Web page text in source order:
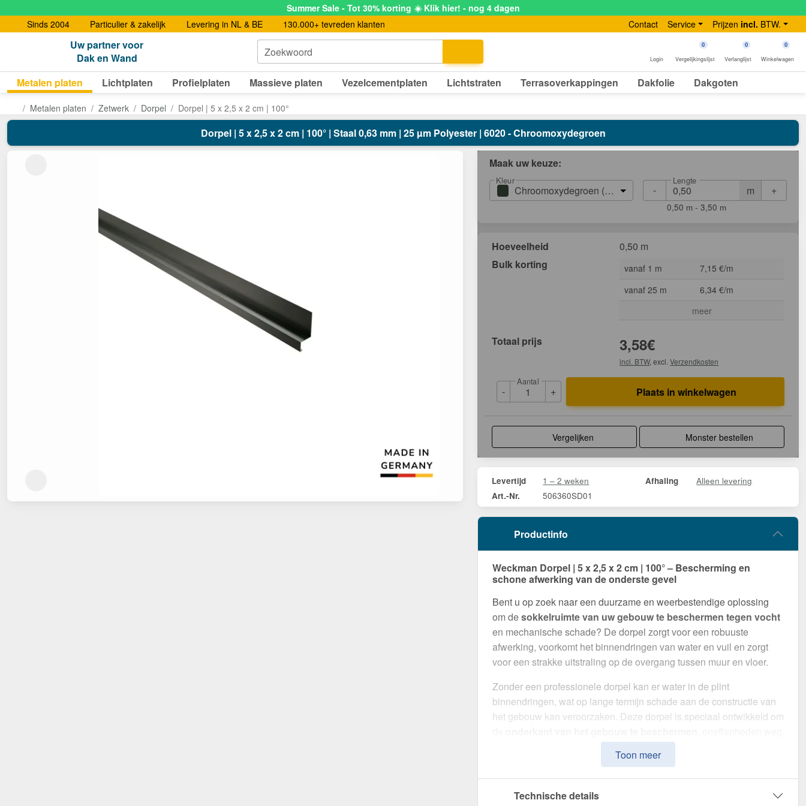
Summer Sale - Tot 30% korting ☀️ Klik hier! - nog 4 dagen
Sinds 2004
Particulier & zakelijk Levering in NL & BE 130.000+ tevreden klanten Contact Service Prijzen incl. BTW.
Uw partner voor
Dak en Wand
Zoekwoord
Login
0
Vergelijkingslijst
0
Verlanglijst
0
Winkelwagen
Metalen platen Lichtplaten Profielplaten Massieve platen Vezelcementplaten Lichtstraten Terrasoverkappingen Dakfolie Dakgoten
Metalen platen Zetwerk Dorpel Dorpel | 5 x 2,5 x 2 cm | 100°
Dorpel | 5 x 2,5 x 2 cm | 100° | Staal 0,63 mm | 25 µm Polyester | 6020 - Chroomoxydegroen
Maak uw keuze:
Kleur
Chroomoxydegroen (RAL 6020) - m
Lengte
+
0,50 m - 3,50 m
Hoeveelheid
0,50 m
Bulk korting
vanaf 1 m
7,15 €/m
vanaf 25 m
6,34 €/m
meer
Totaal prijs 3,58€
incl. BTW, excl.Verzendkosten
-
Aantal
+ Plaats in winkelwagen
Vergelijken Monster bestellen
Levertijd 1 – 2 weken Afhaling Alleen levering
Art.-Nr. 506360SD01
Productinfo
Weckman Dorpel | 5 x 2,5 x 2 cm | 100° – Bescherming en
schone afwerking van de onderste gevel
Bent u op zoek naar een duurzame en weerbestendige oplossing
om desokkelruimte van uw gebouw te beschermen tegen vocht
en mechanische schade? De dorpel zorgt voor een robuuste
afwerking, voorkomt het binnendringen van water en vuil en zorgt
voor een strakke uitstraling op de overgang tussen muur en vloer.
Zonder een professionele dorpel kan er water in de plint
binnendringen, wat op lange termijn schade aan de constructie van
het gebouw kan veroorzaken. Deze dorpel is speciaal ontwikkeld om
te werken en een visueel aantrekkelijke oplossing te bieden voor de
overgang tussen de gevel en de vloer. Hij maakt indruk met zijn
eenvoudige montage, hoge weerstand en duurzame coating.
Gemaakt vanStaalmet een
Toon meer
Technische details